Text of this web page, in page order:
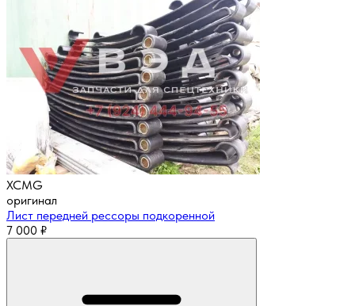
XCMG
оригинал
Лист передней рессоры подкоренной
7 000 ₽